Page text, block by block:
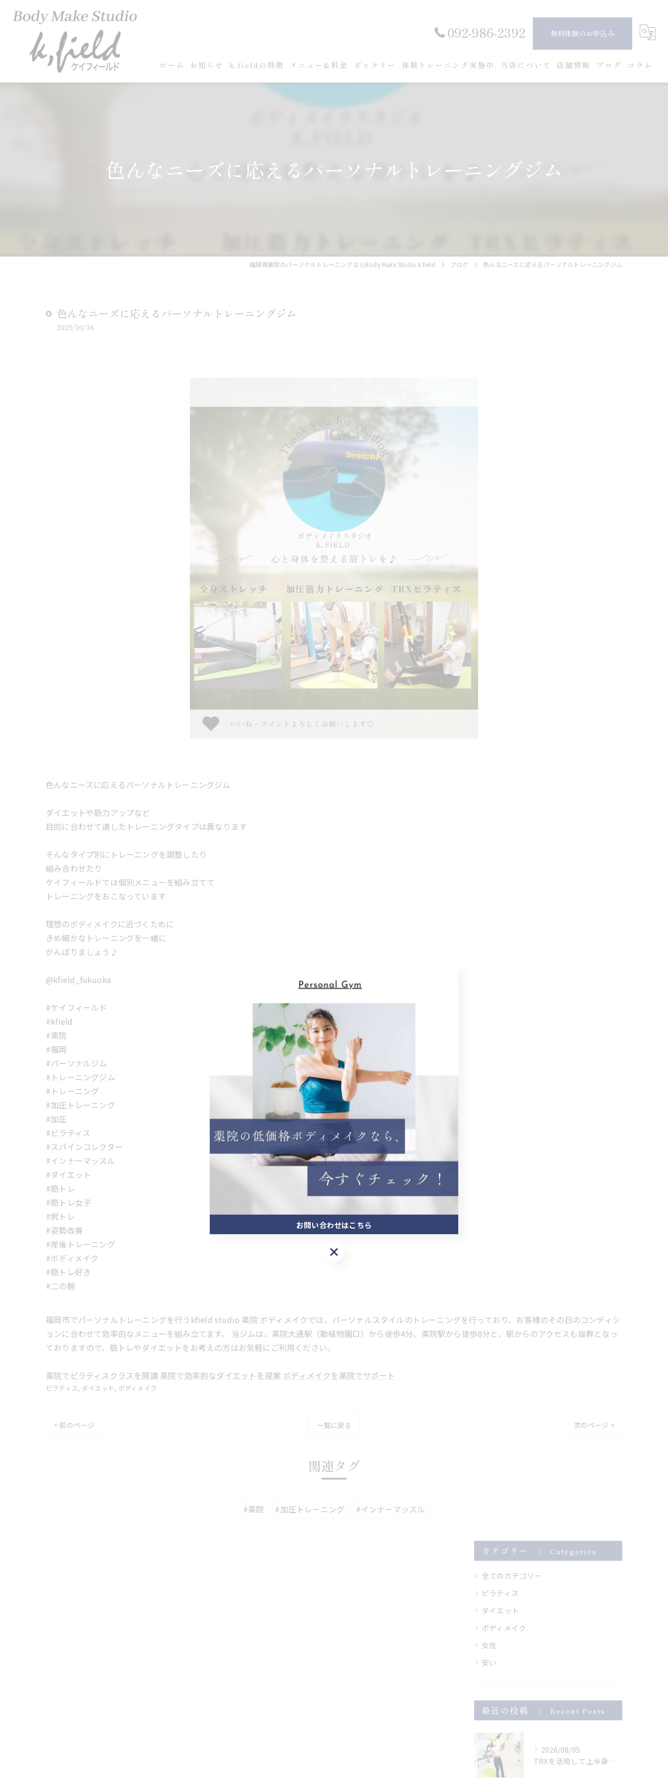
092-986-2392 無料体験のお申込み
ホーム お知らせ k.fieldの特徴 メニュー&料金 ギャラリー 体験トレーニング実施中 当店について
女性
店舗情報 ブログ コラム
色んなニーズに応えるパーソナルトレーニングジム
福岡県薬院のパーソナルトレーニングならBody Make Studio k.field ブログ 色んなニーズに応えるパーソナルトレーニングジム
色んなニーズに応えるパーソナルトレーニングジム
2025/10/16
色んなニーズに応えるパーソナルトレーニングジム
ダイエットや筋力アップなど
目的に合わせて適したトレーニングタイプは異なります
そんなタイプ別にトレーニングを調整したり
組み合わせたり
ケイフィールドでは個別メニューを組み立てて
トレーニングをおこなっています
理想のボディメイクに近づくために
きめ細かなトレーニングを一緒に
がんばりましょう♪
@kfield_fukuoka
#ケイフィールド
#kfield
#薬院
#福岡
#パーソナルジム
#トレーニングジム
#トレーニング
#加圧トレーニング
#加圧
#ピラティス
#スパインコレクター
#インナーマッスル
#ダイエット
#筋トレ
#筋トレ女子
#尻トレ
#姿勢改善
#産後トレーニング
#ボディメイク
#筋トレ好き
#二の腕
福岡市でパーソナルトレーニングを行うkfield studio 薬院 ボディメイクでは、パーソナルスタイルのトレーニングを行っており、お客様のその日のコンディシ
ョンに合わせて効率的なメニューを組み立てます。 当ジムは、薬院大通駅（動植物園口）から徒歩4分、薬院駅から徒歩8分と、駅からのアクセスも抜群となっ
ておりますので、筋トレやダイエットをお考えの方はお気軽にご利用ください。
薬院でピラティスクラスを開講 薬院で効率的なダイエットを提案 ボディメイクを薬院でサポート
ピラティス ダイエット ボディメイク
< 前のページ 一覧に戻る 次のページ >
関連タグ
#薬院 #加圧トレーニング #インナーマッスル
カテゴリー Categories
全てのカテゴリー
ピラティス
ダイエット
ボディメイク
女性
安い
最近の投稿 Recent Posts
2026/08/05
TRXを活用して上半身のトレーニング
お問い合わせはこちら
お問い合わせはこちら